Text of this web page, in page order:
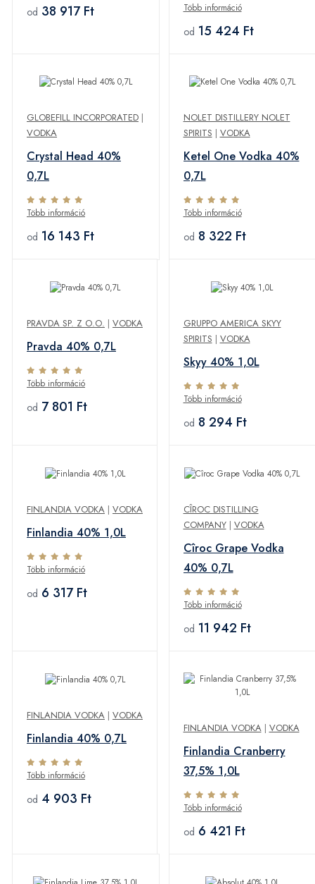
od 38 917 Ft Több információ
od 15 424 Ft
GLOBEFILL INCORPORATED |
VODKA
Crystal Head 40%
0,7L
Több információ
od 16 143 Ft
NOLET DISTILLERY NOLET
SPIRITS | VODKA
Ketel One Vodka 40%
0,7L
Több információ
od 8 322 Ft
PRAVDA SP. Z O.O. | VODKA
Pravda 40% 0,7L
Több információ
od 7 801 Ft
GRUPPO AMERICA SKYY
SPIRITS | VODKA
Skyy 40% 1,0L
Több információ
od 8 294 Ft
FINLANDIA VODKA | VODKA
Finlandia 40% 1,0L
Több információ
od 6 317 Ft
CÎROC DISTILLING
COMPANY| VODKA
Cîroc Grape Vodka
40% 0,7L
Több információ
od 11 942 Ft
FINLANDIA VODKA | VODKA
Finlandia 40% 0,7L
Több információ
od 4 903 Ft
FINLANDIA VODKA| VODKA
Finlandia Cranberry
37,5% 1,0L
Több információ
od 6 421 Ft